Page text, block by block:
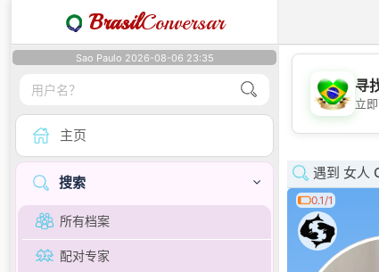
BrasilConversar
Sao Paulo 2026-08-06 23:35
主页
搜索
所有档案
配对专家
寻
立
遇到 女人
0.1/1